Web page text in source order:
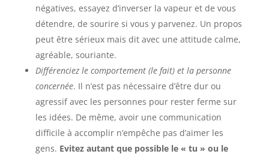
négatives, essayez d’inverser la vapeur et de vous
détendre, de sourire si vous y parvenez. Un propos
peut être sérieux mais dit avec une attitude calme,
agréable, souriante.
Différenciez le comportement (le fait) et la personne
concernée. Il n’est pas nécessaire d’être dur ou
agressif avec les personnes pour rester ferme sur
les idées. De même, avoir une communication
difficile à accomplir n’empêche pas d’aimer les
gens. Evitez autant que possible le « tu » ou le